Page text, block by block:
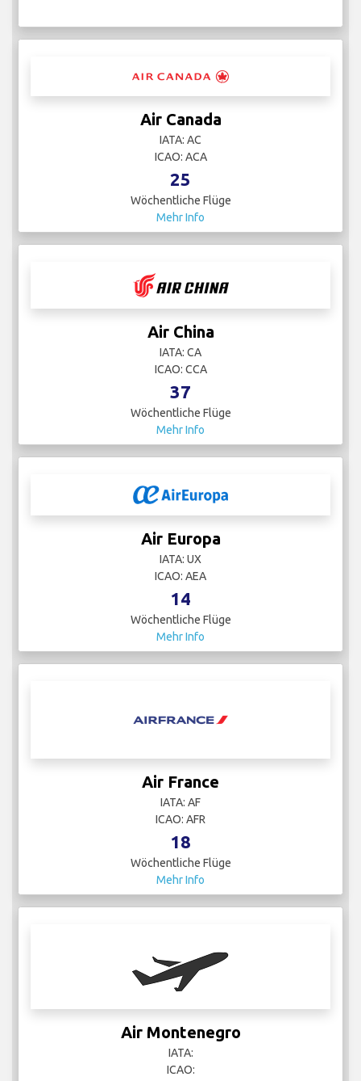
Air Canada
IATA: AC
ICAO: ACA
25
Wöchentliche Flüge
Mehr Info
Air China
IATA: CA
ICAO: CCA
37
Wöchentliche Flüge
Mehr Info
Air Europa
IATA: UX
ICAO: AEA
14
Wöchentliche Flüge
Mehr Info
Air France
IATA: AF
ICAO: AFR
18
Wöchentliche Flüge
Mehr Info
Air Montenegro
IATA:
ICAO: